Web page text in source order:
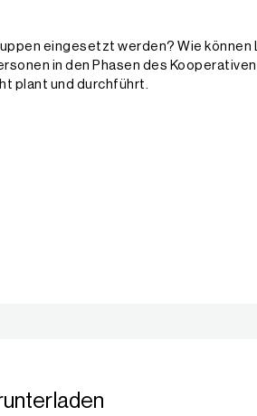
eingesetzt werden? Wie
in den Phasen des
plant und durchführt.